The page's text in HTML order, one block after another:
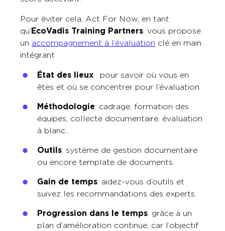
Pour éviter cela, Act For Now, en tant
qu’ EcoVadis Training Partners, vous propose
un accompagnement à l’évaluation clé en main
intégrant :
État des lieux : pour savoir où vous en
êtes et où se concentrer pour l’évaluation.
Méthodologie: cadrage, formation des
équipes, collecte documentaire, évaluation
à blanc…
Outils: système de gestion documentaire
ou encore template de documents.
Gain de temps: aidez-vous d’outils et
suivez les recommandations des experts.
Progression dans le temps: grâce à un
plan d’amélioration continue, car l’objectif